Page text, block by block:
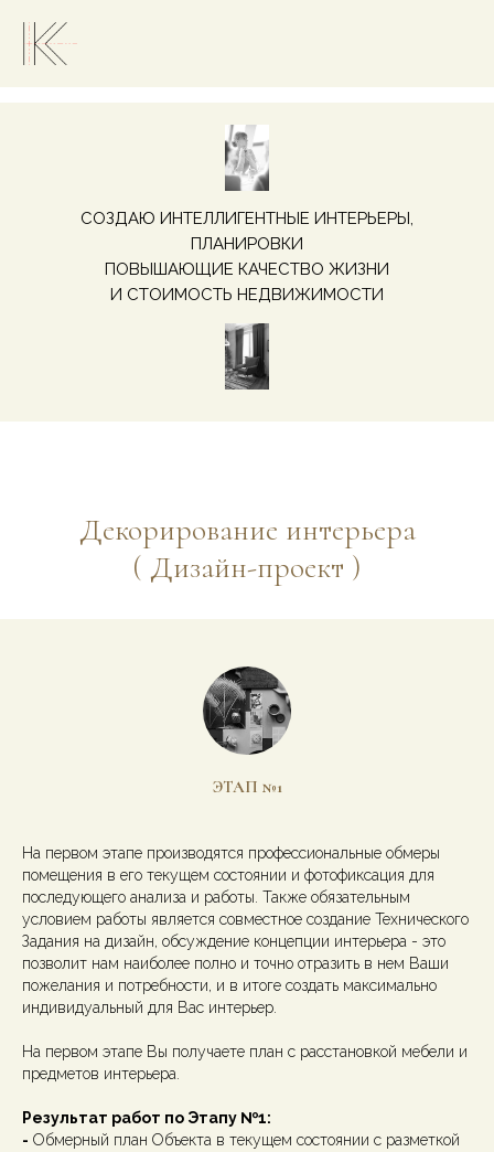
СОЗДАЮ ИНТЕЛЛИГЕНТНЫЕ ИНТЕРЬЕРЫ,
ПЛАНИРОВКИ
ПОВЫШАЮЩИЕ КАЧЕСТВО ЖИЗНИ
И СТОИМОСТЬ НЕДВИЖИМОСТИ
Декорирование интерьера
( Дизайн-проект )
ЭТАП №1
На первом этапе производятся профессиональные обмеры
помещения в его текущем состоянии и фотофиксация для
последующего анализа и работы. Также обязательным
условием работы является совместное создание Технического
Задания на дизайн, обсуждение концепции интерьера - это
позволит нам наиболее полно и точно отразить в нем Ваши
пожелания и потребности, и в итоге создать максимально
индивидуальный для Вас интерьер.
На первом этапе Вы получаете план с расстановкой мебели и
предметов интерьера.
Результат работ по Этапу №1:
- Обмерный план Объекта в текущем состоянии с разметкой